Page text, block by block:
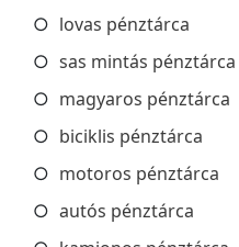
lovas pénztárca
sas mintás pénztárca
magyaros pénztárca
biciklis pénztárca
motoros pénztárca
autós pénztárca